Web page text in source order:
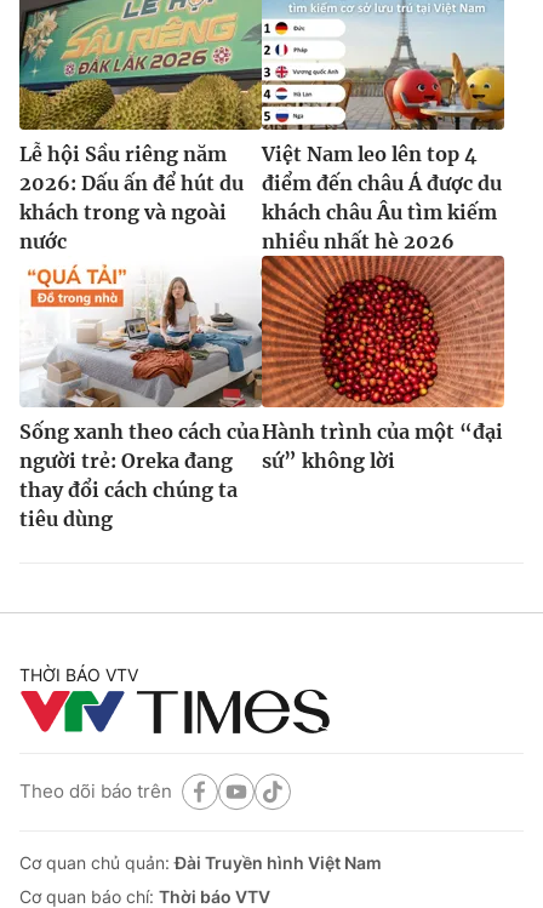
Lễ hội Sầu riêng năm
2026: Dấu ấn để hút du
khách trong và ngoài
nước
Việt Nam leo lên top 4
điểm đến châu Á được du
khách châu Âu tìm kiếm
nhiều nhất hè 2026
Sống xanh theo cách của
người trẻ: Oreka đang
thay đổi cách chúng ta
tiêu dùng
Hành trình của một “đại
sứ” không lời
THỜI BÁO VTV
Theo dõi báo trên
Cơ quan chủ quản:Đài Truyền hình Việt Nam
Cơ quan báo chí: Thời báo VTV